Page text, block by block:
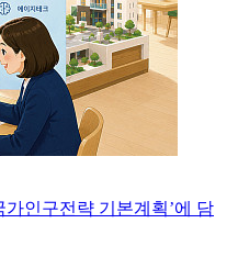
가인구전략 기본계획’에 담